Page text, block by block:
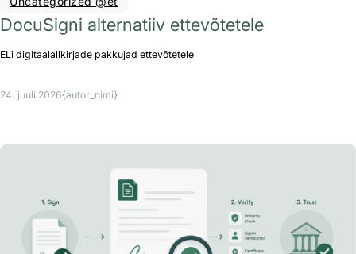
DocuSigni alternatiiv ettevõtetele
ELi digitaalallkirjade pakkujad ettevõtetele
24. juuli 2026{autor_nimi}